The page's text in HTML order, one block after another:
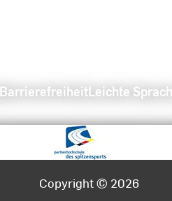
BarrierefreiheitLeichte
Copyright © 2026